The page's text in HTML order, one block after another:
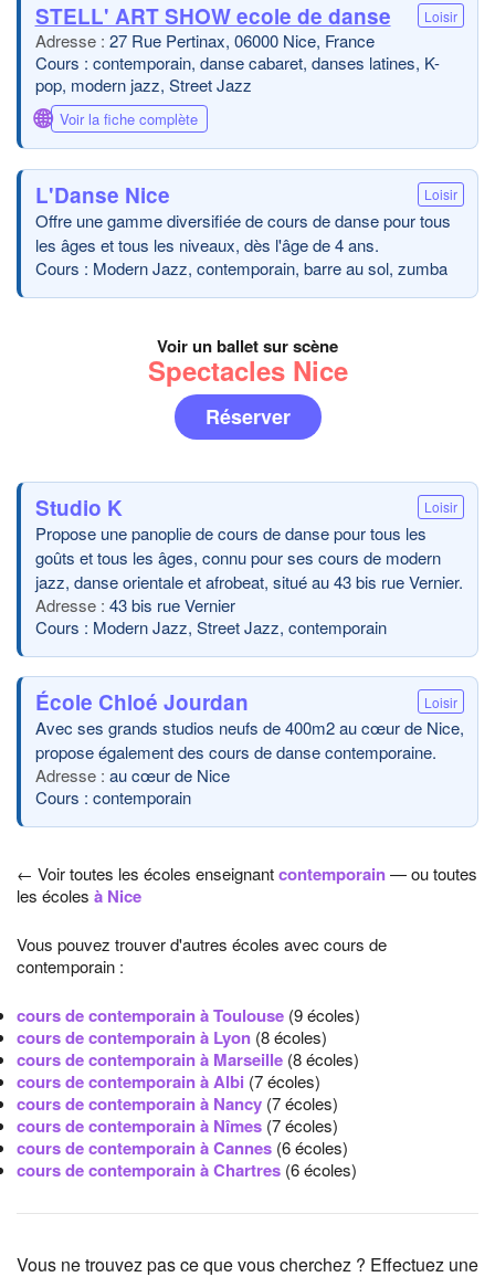
STELL' ART SHOW ecole de danse Loisir
27 Rue Pertinax, 06000 Nice, France
Cours : contemporain, danse cabaret, danses latines, K-
pop, modern jazz, Street Jazz
🌐 Voir la fiche complète
L'Danse Nice Loisir
Offre une gamme diversifiée de cours de danse pour tous
les âges et tous les niveaux, dès l'âge de 4 ans.
Cours : Modern Jazz, contemporain, barre au sol, zumba
Voir un ballet sur scène
Spectacles Nice
Réserver
Studio K Loisir
Propose une panoplie de cours de danse pour tous les
goûts et tous les âges, connu pour ses cours de modern
jazz, danse orientale et afrobeat, situé au 43 bis rue Vernier.
43 bis rue Vernier
Cours : Modern Jazz, Street Jazz, contemporain
École Chloé Jourdan Loisir
Avec ses grands studios neufs de 400m2 au cœur de Nice,
propose également des cours de danse contemporaine.
au cœur de Nice
Cours : contemporain
← Voir toutes les écoles enseignantcontemporain— ou toutes
les écoles à Nice
Vous pouvez trouver d'autres écoles avec cours de
contemporain :
cours de contemporain à Toulouse (9 écoles)
cours de contemporain à Lyon (8 écoles)
cours de contemporain à Marseille (8 écoles)
cours de contemporain à Albi (7 écoles)
cours de contemporain à Nancy (7 écoles)
cours de contemporain à Nîmes (7 écoles)
cours de contemporain à Cannes (6 écoles)
cours de contemporain à Chartres (6 écoles)
Vous ne trouvez pas ce que vous cherchez ? Effectuez une